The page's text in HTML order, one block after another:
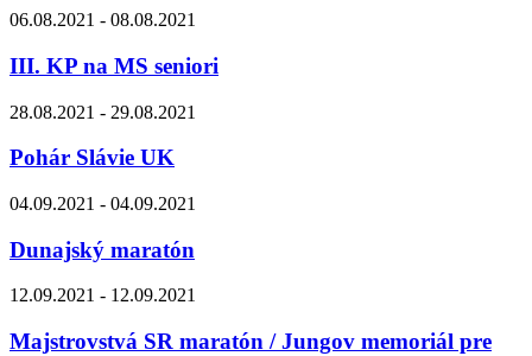
06.08.2021 - 08.08.2021
III. KP na MS seniori
28.08.2021 - 29.08.2021
Pohár Slávie UK
04.09.2021 - 04.09.2021
Dunajský maratón
12.09.2021 - 12.09.2021
Majstrovstvá SR maratón / Jungov memoriál pre